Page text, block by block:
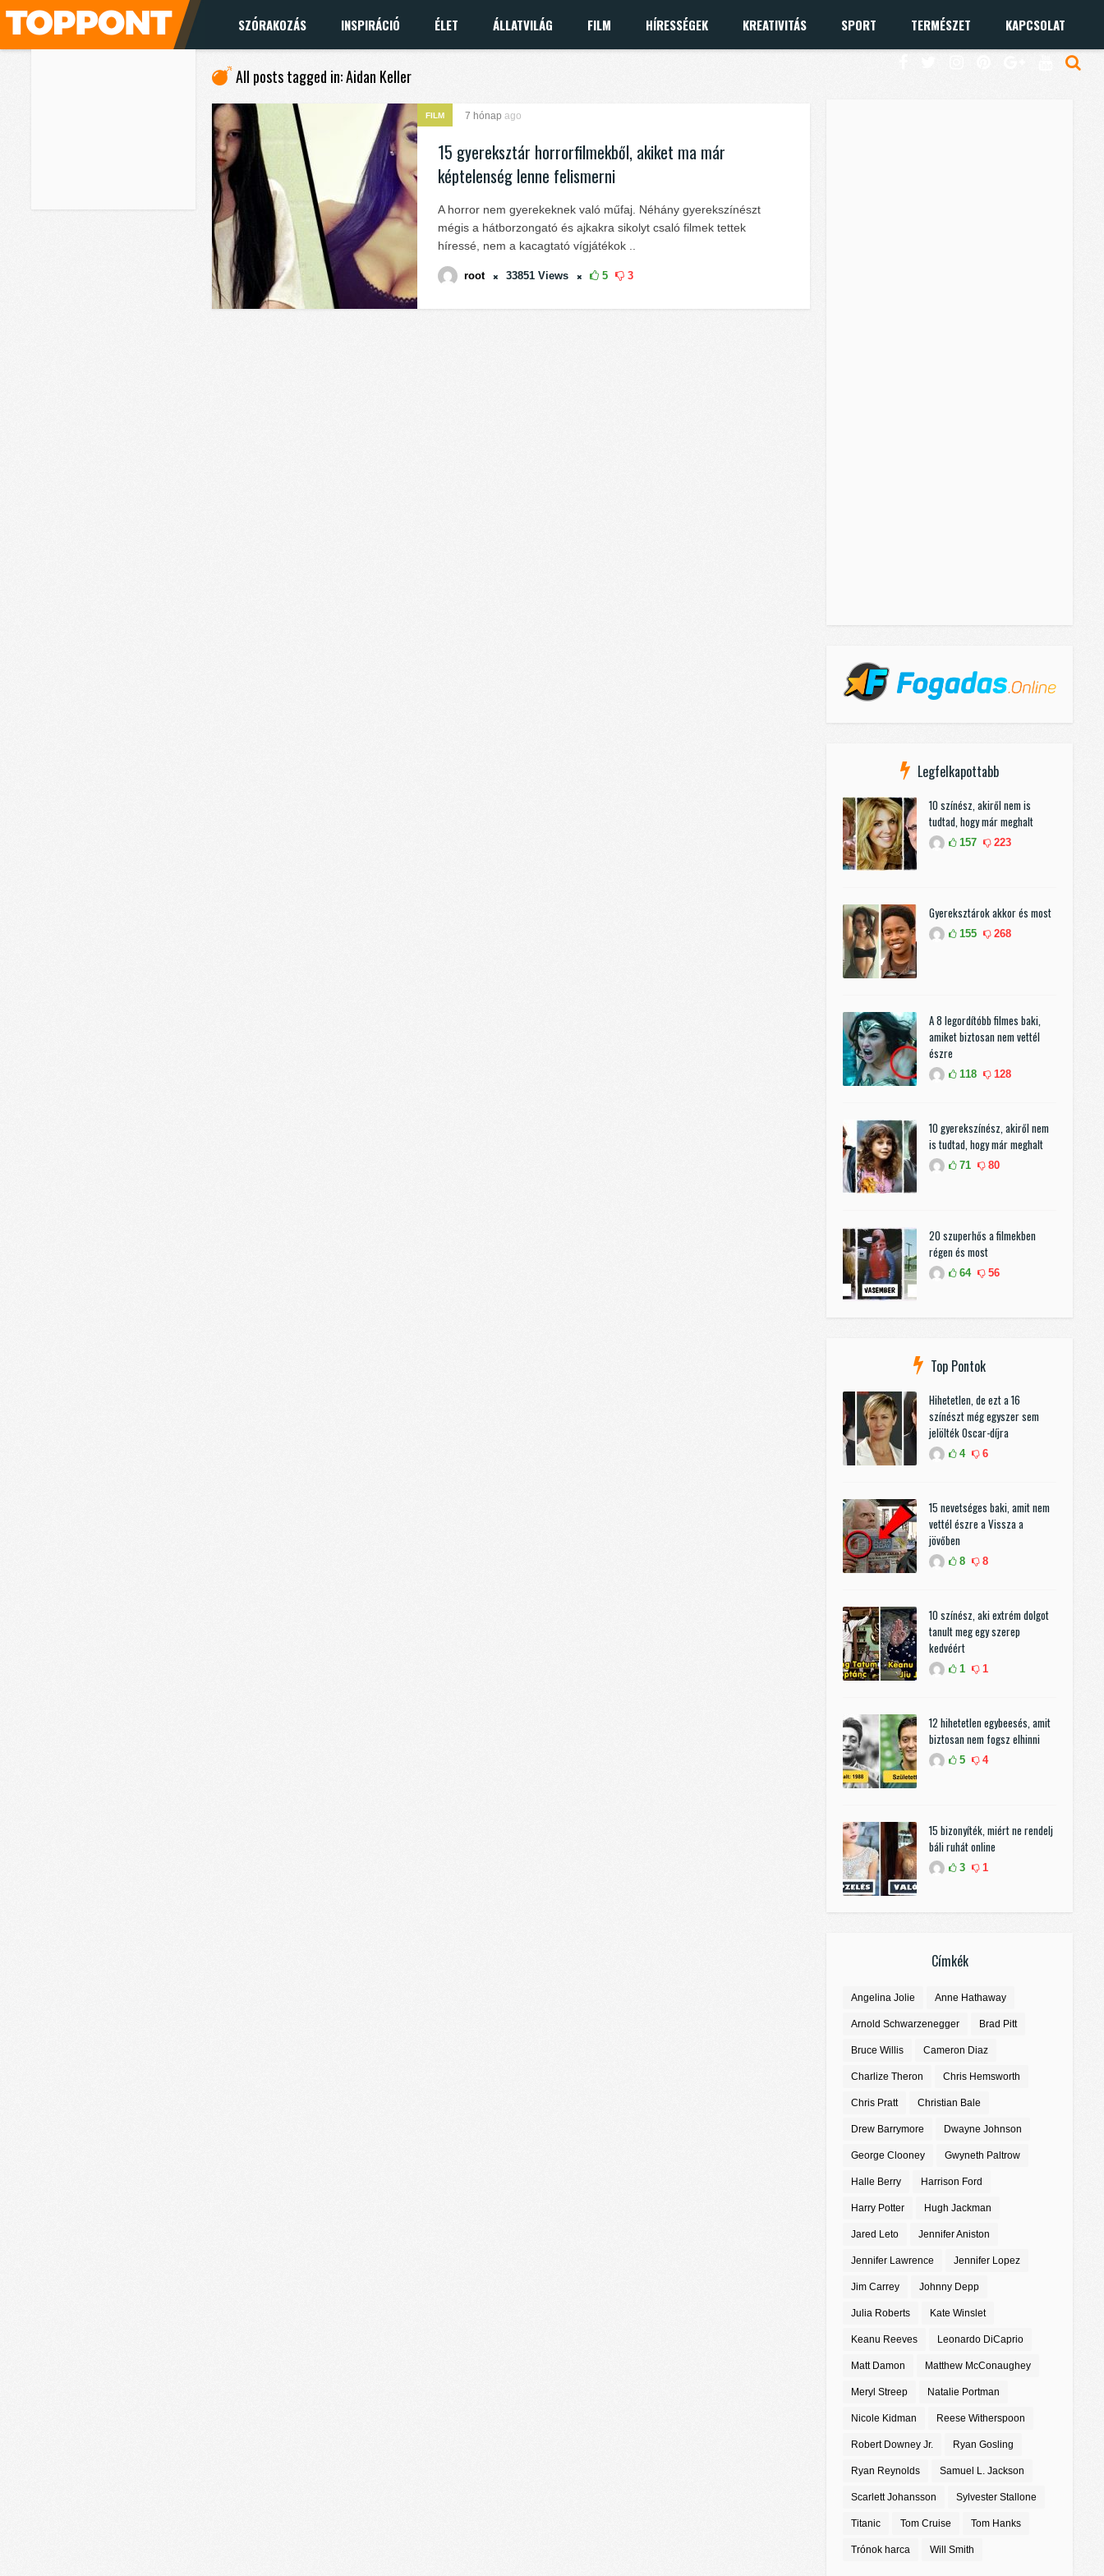
SZÓRAKOZÁS INSPIRÁCIÓ ÉLET ÁLLATVILÁG FILM HÍRESSÉGEK KREATIVITÁS SPORT TERMÉSZET KAPCSOLAT
All posts tagged in: Aidan Keller
FILM 7 hónap ago
15 gyereksztár horrorfilmekből, akiket ma már
képtelenség lenne felismerni
A horror nem gyerekeknek való műfaj. Néhány gyerekszínészt
mégis a hátborzongató és ajkakra sikolyt csaló filmek tettek
híressé, nem a kacagtató vígjátékok ..
root 33851 Views 5 3
Legfelkapottabb
10 színész, akiről nem is
tudtad, hogy már meghalt
157 223
Gyereksztárok akkor és most
155 268
A 8 legordítóbb filmes baki,
amiket biztosan nem vettél
észre
118 128
10 gyerekszínész, akiről nem
is tudtad, hogy már meghalt
71 80
20 szuperhős a filmekben
régen és most
64 56
Top Pontok
Hihetetlen, de ezt a 16
színészt még egyszer sem
jelölték Oscar-díjra
4 6
15 nevetséges baki, amit nem
vettél észre a Vissza a
jövőben
8 8
10 színész, aki extrém dolgot
tanult meg egy szerep
kedvéért
1 1
12 hihetetlen egybeesés, amit
biztosan nem fogsz elhinni
5 4
15 bizonyíték, miért ne rendelj
báli ruhát online
3 1
Címkék
Angelina Jolie Anne Hathaway
Arnold Schwarzenegger Brad Pitt
Bruce Willis Cameron Diaz
Charlize Theron Chris Hemsworth
Chris Pratt Christian Bale
Drew Barrymore Dwayne Johnson
George Clooney Gwyneth Paltrow
Halle Berry Harrison Ford
Harry Potter Hugh Jackman
Jared Leto Jennifer Aniston
Jennifer Lawrence Jennifer Lopez
Jim Carrey Johnny Depp
Julia Roberts Kate Winslet
Keanu Reeves Leonardo DiCaprio
Matt Damon Matthew McConaughey
Meryl Streep Natalie Portman
Nicole Kidman Reese Witherspoon
Robert Downey Jr. Ryan Gosling
Ryan Reynolds Samuel L. Jackson
Scarlett Johansson Sylvester Stallone
Titanic Tom Cruise Tom Hanks
Trónok harca Will Smith